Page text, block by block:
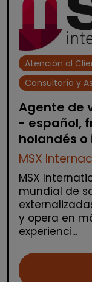
Atención al
Consultoría y
Agente de
- español,
holandés
MSX
MSX
mundial de
y opera en
experienci...